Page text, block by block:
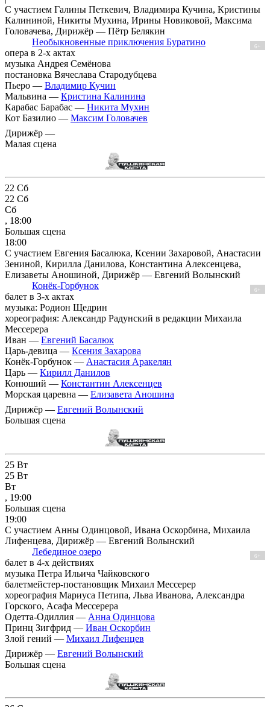
С участием Галины Петкевич, Владимира Кучина, Кристины
Калининой, Никиты Мухина, Ирины Новиковой, Максима
Головачева, Дирижёр — Пётр Белякин
Необыкновенные приключения Буратино
6+
опера в 2-х актах
музыка Андрея Семёнова
постановка Вячеслава Стародубцева
Пьеро — Владимир Кучин
Мальвина — Кристина Калинина
Карабас Барабас — Никита Мухин
Кот Базилио — Максим Головачев
Дирижёр —
Малая сцена
22 Сб
22 Сб
Сб
, 18:00
Большая сцена
18:00
С участием Евгения Басалюка, Ксении Захаровой, Анастасии
Зениной, Кирилла Данилова, Константина Алексенцева,
Елизаветы Аношиной, Дирижёр — Евгений Волынский
Конёк-Горбунок
6+
балет в 3-х актах
музыка: Родион Щедрин
хореография: Александр Радунский в редакции Михаила
Мессерера
Иван — Евгений Басалюк
Царь-девица — Ксения Захарова
Конёк-Горбунок — Анастасия Аракелян
Царь — Кирилл Данилов
Конюший — Константин Алексенцев
Морская царевна — Елизавета Аношина
Дирижёр — Евгений Волынский
Большая сцена
25 Вт
25 Вт
Вт
, 19:00
Большая сцена
19:00
С участием Анны Одинцовой, Ивана Оскорбина, Михаила
Лифенцева, Дирижёр — Евгений Волынский
Лебединое озеро
6+
балет в 4-х действиях
музыка Петра Ильича Чайковского
балетмейстер-постановщик Михаил Мессерер
хореография Мариуса Петипа, Льва Иванова, Александра
Горского, Асафа Мессерера
Одетта-Одиллия — Анна Одинцова
Принц Зигфрид — Иван Оскорбин
Злой гений — Михаил Лифенцев
Дирижёр — Евгений Волынский
Большая сцена